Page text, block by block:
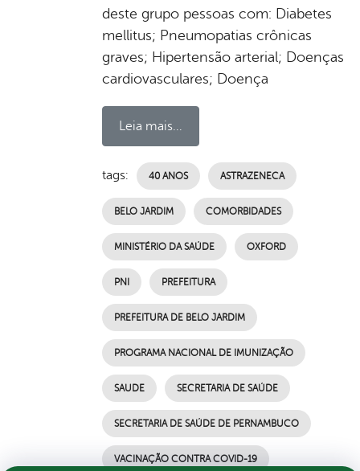
deste grupo pessoas com: Diabetes
mellitus; Pneumopatias crônicas
graves; Hipertensão arterial; Doenças
cardiovasculares; Doença
Leia mais...
tags: 40 ANOS ASTRAZENECA
BELO JARDIM COMORBIDADES
MINISTÉRIO DA SAÚDE OXFORD
PNI PREFEITURA
PREFEITURA DE BELO JARDIM
PROGRAMA NACIONAL DE IMUNIZAÇÃO
SAUDE SECRETARIA DE SAÚDE
SECRETARIA DE SAÚDE DE PERNAMBUCO
VACINAÇÃO CONTRA COVID-19